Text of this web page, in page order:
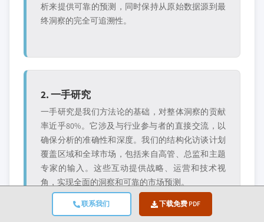
联系我们 下载免费 PDF
析来提供可靠的预测，同时保持从原始数据源到最
终洞察的完全可追溯性。
2. 一手研究
一手研究是我们方法论的基础，对整体洞察的贡献
率近乎80%。它涉及与行业参与者的直接交流，以
确保分析的准确性和深度。我们的结构化访谈计划
覆盖区域和全球市场，包括来自高管、总监和主题
专家的输入。这些互动提供战略、运营和技术视
角，实现全面的洞察和可靠的市场预测。